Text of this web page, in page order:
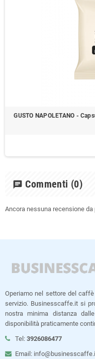
GUSTO NAPOLETANO -
chat Commenti (0)
Ancora nessuna recensione da
Operiamo nel settore del
servizio. Businesscaffe.it si
nostra minima distanza
disponibilità praticamente
Tel: 3926086477
Email: